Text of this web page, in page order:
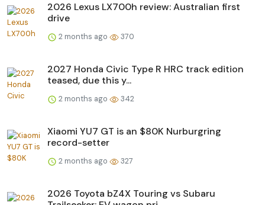
2026 Lexus LX700h review: Australian first
drive
2 months ago 370
2027 Honda Civic Type R HRC track edition
teased, due this y...
2 months ago 342
Xiaomi YU7 GT is an $80K Nurburgring
record-setter
2 months ago 327
2026 Toyota bZ4X Touring vs Subaru